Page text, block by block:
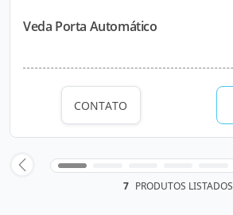
Veda Porta Automático
CONTATO
7 PRODUTOS LISTADOS